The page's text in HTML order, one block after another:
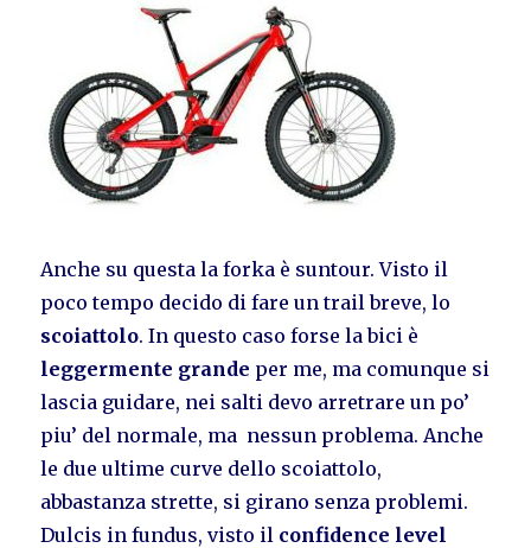
Anche su questa la forka è suntour. Visto il
poco tempo decido di fare un trail breve, lo
scoiattolo. In questo caso forse la bici è
leggermente grande per me, ma comunque si
lascia guidare, nei salti devo arretrare un po’
piu’ del normale, ma nessun problema. Anche
le due ultime curve dello scoiattolo,
abbastanza strette, si girano senza problemi.
Dulcis in fundus, visto il confidence level